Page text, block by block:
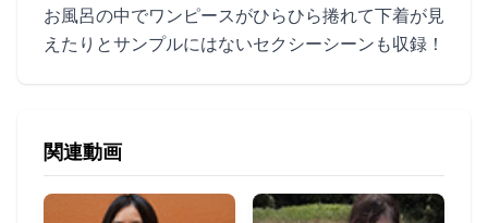
お風呂の中でワンピースがひらひら捲れて下着が見
えたりとサンプルにはないセクシーシーンも収録！
関連動画